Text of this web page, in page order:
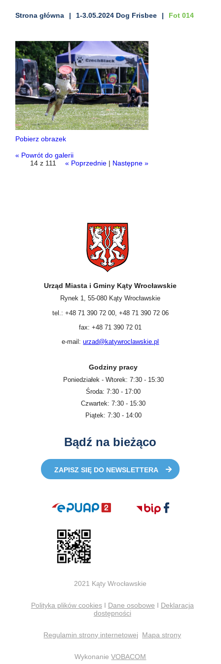
Strona główna 1-3.05.2024 Dog Frisbee Fot 014
Pobierz obrazek
« Powrót do galerii
14 z 111
« Poprzednie | Następne »
Urząd Miasta i Gminy Kąty Wrocławskie
Rynek 1, 55-080 Kąty Wrocławskie
tel.: +48 71 390 72 00, +48 71 390 72 06
fax: +48 71 390 72 01
e-mail:urzad@katywroclawskie.pl
Godziny pracy
Poniedziałek - Wtorek: 7:30 - 15:30
Środa: 7:30 - 17:00
Czwartek: 7:30 - 15:30
Piątek: 7:30 - 14:00
Bądź na bieżąco
ZAPISZ SIĘ DO NEWSLETTERA
2021 Kąty Wrocławskie
Polityka plików cookiesI Dane osobowe I Deklaracja
dostępności
Regulamin strony internetowej Mapa strony
WykonanieVOBACOM